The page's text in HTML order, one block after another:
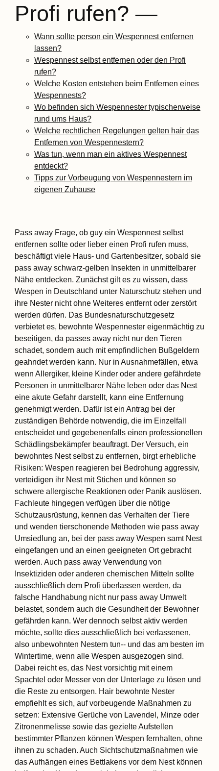
Profi rufen? —
Wann sollte person ein Wespennest entfernen
lassen?
Wespennest selbst entfernen oder den Profi
rufen?
Welche Kosten entstehen beim Entfernen eines
Wespennests?
Wo befinden sich Wespennester typischerweise
rund ums Haus?
Welche rechtlichen Regelungen gelten hair das
Entfernen von Wespennestern?
Was tun, wenn man ein aktives Wespennest
entdeckt?
Tipps zur Vorbeugung von Wespennestern im
eigenen Zuhause
Pass away Frage, ob guy ein Wespennest selbst
entfernen sollte oder lieber einen Profi rufen muss,
beschäftigt viele Haus- und Gartenbesitzer, sobald sie
pass away schwarz-gelben Insekten in unmittelbarer
Nähe entdecken. Zunächst gilt es zu wissen, dass
Wespen in Deutschland unter Naturschutz stehen und
ihre Nester nicht ohne Weiteres entfernt oder zerstört
werden dürfen. Das Bundesnaturschutzgesetz
verbietet es, bewohnte Wespennester eigenmächtig zu
beseitigen, da passes away nicht nur den Tieren
schadet, sondern auch mit empfindlichen Bußgeldern
geahndet werden kann. Nur in Ausnahmefällen, etwa
wenn Allergiker, kleine Kinder oder andere gefährdete
Personen in unmittelbarer Nähe leben oder das Nest
eine akute Gefahr darstellt, kann eine Entfernung
genehmigt werden. Dafür ist ein Antrag bei der
zuständigen Behörde notwendig, die im Einzelfall
entscheidet und gegebenenfalls einen professionellen
Schädlingsbekämpfer beauftragt. Der Versuch, ein
bewohntes Nest selbst zu entfernen, birgt erhebliche
Risiken: Wespen reagieren bei Bedrohung aggressiv,
verteidigen ihr Nest mit Stichen und können so
schwere allergische Reaktionen oder Panik auslösen.
Fachleute hingegen verfügen über die nötige
Schutzausrüstung, kennen das Verhalten der Tiere
und wenden tierschonende Methoden wie pass away
Umsiedlung an, bei der pass away Wespen samt Nest
eingefangen und an einen geeigneten Ort gebracht
werden. Auch pass away Verwendung von
Insektiziden oder anderen chemischen Mitteln sollte
ausschließlich dem Profi überlassen werden, da
falsche Handhabung nicht nur pass away Umwelt
belastet, sondern auch die Gesundheit der Bewohner
gefährden kann. Wer dennoch selbst aktiv werden
möchte, sollte dies ausschließlich bei verlassenen,
also unbewohnten Nestern tun-- und das am besten im
Wintertime, wenn alle Wespen ausgezogen sind.
Dabei reicht es, das Nest vorsichtig mit einem
Spachtel oder Messer von der Unterlage zu lösen und
die Reste zu entsorgen. Hair bewohnte Nester
empfiehlt es sich, auf vorbeugende Maßnahmen zu
setzen: Extensive Gerüche von Lavendel, Minze oder
Zitronenmelisse sowie das gezielte Aufstellen
bestimmter Pflanzen können Wespen fernhalten, ohne
ihnen zu schaden. Auch Sichtschutzmaßnahmen wie
das Aufhängen eines Bettlakens vor dem Nest können